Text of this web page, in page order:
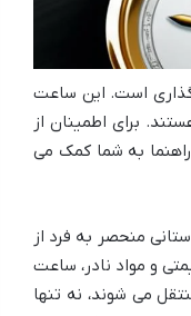
گذاری است. این ساعت
برای اطمینان از
به شما کمک می
منحصر به فرد از
و مواد نادر، ساعت
می شوند، نه تنها